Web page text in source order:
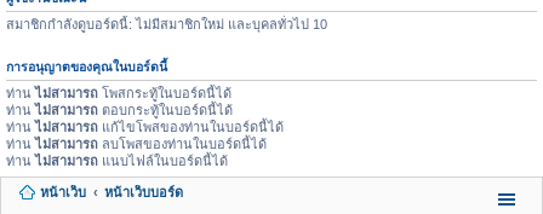
สมาชิกกำลังดูบอร์ดนี้: ไม่มีสมาชิกใหม่ และบุคลทั่วไป 10
การอนุญาตของคุณในบอร์ดนี้
ท่านไม่สามารถ โพสกระทู้ในบอร์ดนี้ได้
ท่านไม่สามารถ ตอบกระทู้ในบอร์ดนี้ได้
ท่านไม่สามารถ แก้ไขโพสของท่านในบอร์ดนี้ได้
ท่านไม่สามารถ ลบโพสของท่านในบอร์ดนี้ได้
ท่านไม่สามารถ แนบไฟล์ในบอร์ดนี้ได้
หน้าเว็บ หน้าเว็บบอร์ด